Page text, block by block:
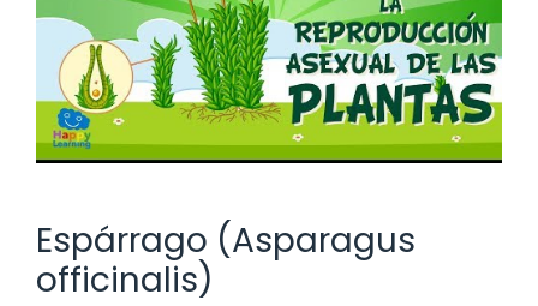
Espárrago (Asparagus
officinalis)